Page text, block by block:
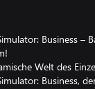
Business –
Welt des
Business,